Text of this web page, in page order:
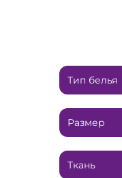
Тип белья
Размер
Ткань